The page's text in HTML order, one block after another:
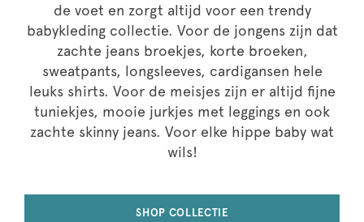
de voet en zorgt altijd voor een trendy
babykleding collectie. Voor de jongens zijn dat
zachte jeans broekjes, korte broeken,
sweatpants, longsleeves, cardigansen hele
leuks shirts. Voor de meisjes zijn er altijd fijne
tuniekjes, mooie jurkjes met leggings en ook
zachte skinny jeans. Voor elke hippe baby wat
wils!
SHOP COLLECTIE